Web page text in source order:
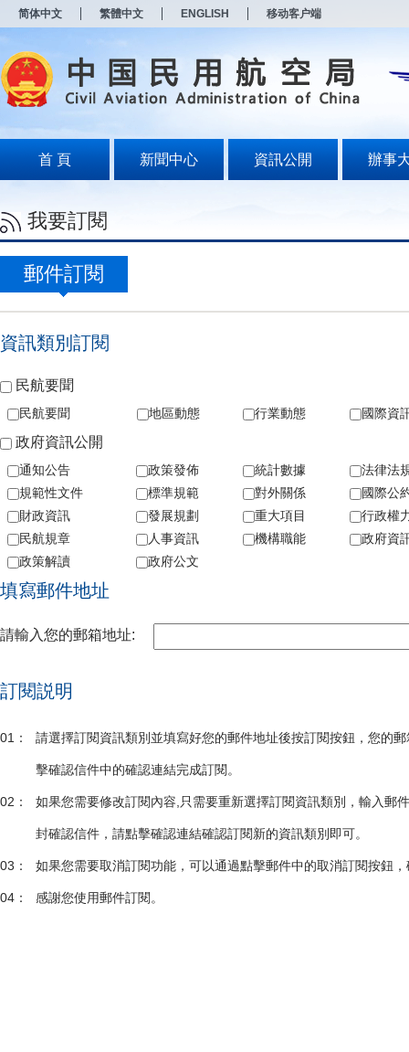
简体中文 繁體中文 ENGLISH 移动客户端
首 頁 新聞中心 資訊公開 辦事
我要訂閱
郵件訂閱
資訊類別訂閱
民航要聞
民航要聞 地區動態 行業動態 國際資
政府資訊公開
通知公告 政策發佈 統計數據
法律法
規範性文件
標準規範 對外關係
國際公
財政資訊
發展規劃 重大項目
行政權
民航規章
人事資訊 機構職能
政府資
政策解讀
政府公文
填寫郵件地址
請輸入您的郵箱地址:
訂閱説明
01： 請選擇訂閱資訊類別並填寫好您的郵件地址後按訂閱按鈕，您的
擊確認信件中的確認連結完成訂閱。
02： 如果您需要修改訂閱內容,只需要重新選擇訂閱資訊類別，輸入郵
封確認信件，請點擊確認連結確認訂閱新的資訊類別即可。
03： 如果您需要取消訂閱功能，可以通過點擊郵件中的取消訂閱按鈕
04： 感謝您使用郵件訂閱。
打
开
无
障
说
Alt
加
导
盲
式